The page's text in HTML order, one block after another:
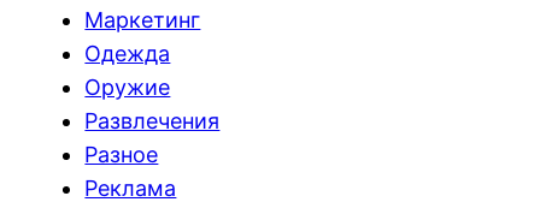
Маркетинг
Одежда
Оружие
Развлечения
Разное
Реклама